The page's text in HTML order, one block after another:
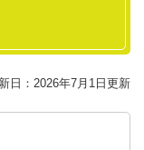
日：2026年7月1日更新